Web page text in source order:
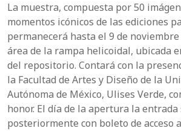
La muestra, compuesta por 50
momentos icónicos de las ediciones
permanecerá hasta el 9 de noviembre
área de la rampa helicoidal, ubicada
del repositorio. Contará con la
la Facultad de Artes y Diseño de la
Autónoma de México, Ulises Verde,
honor. El día de la apertura la
posteriormente con boleto de acceso